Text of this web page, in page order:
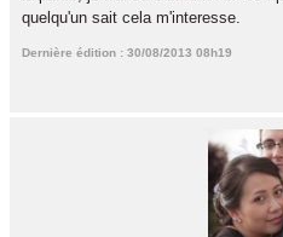
quelqu'un sait cela m'interesse.
Dernière édition : 30/08/2013 08h19